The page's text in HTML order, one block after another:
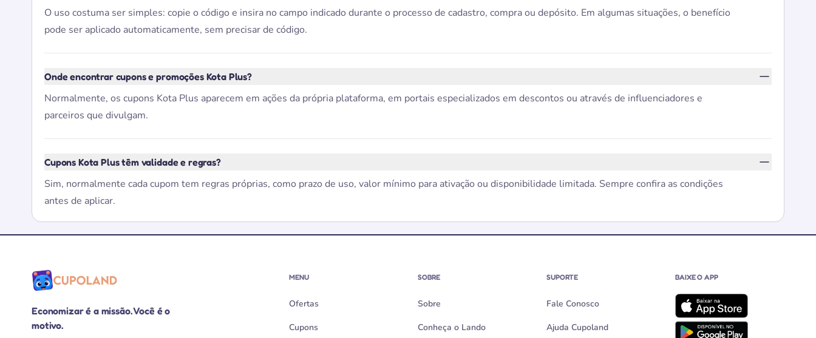
O uso costuma ser simples: copie o código e insira no campo indicado durante o processo de cadastro, compra ou depósito. Em algumas situações, o benefício
pode ser aplicado automaticamente, sem precisar de código.
Onde encontrar cupons e promoções Kota Plus?
Normalmente, os cupons Kota Plus aparecem em ações da própria plataforma, em portais especializados em descontos ou através de influenciadores e
parceiros que divulgam.
Cupons Kota Plus têm validade e regras?
Sim, normalmente cada cupom tem regras próprias, como prazo de uso, valor mínimo para ativação ou disponibilidade limitada. Sempre confira as condições
antes de aplicar.
Economizar é a missão. Você é o
motivo.
MENU
Ofertas
Cupons
SOBRE
Sobre
Conheça o Lando
SUPORTE
Fale Conosco
Ajuda Cupoland
BAIXE O APP